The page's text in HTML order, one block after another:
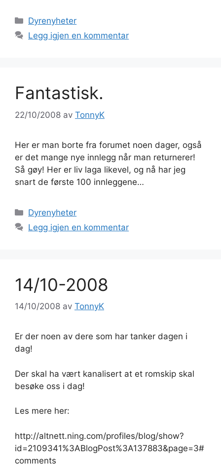
Kategorier
Dyrenyheter
Legg igjen en kommentar
Fantastisk.
22/10/2008 av TonnyK
Her er man borte fra forumet noen dager, også
er det mange nye innlegg når man returnerer!
Så gøy! Her er liv laga likevel, og nå har jeg
snart de første 100 innleggene…
Kategorier
Dyrenyheter
Legg igjen en kommentar
14/10-2008
14/10/2008 av TonnyK
Er der noen av dere som har tanker dagen i
dag!
Der skal ha vært kanalisert at et romskip skal
besøke oss i dag!
Les mere her:
http://altnett.ning.com/profiles/blog/show?
id=2109341%3ABlogPost%3A137883&page=3#
comments